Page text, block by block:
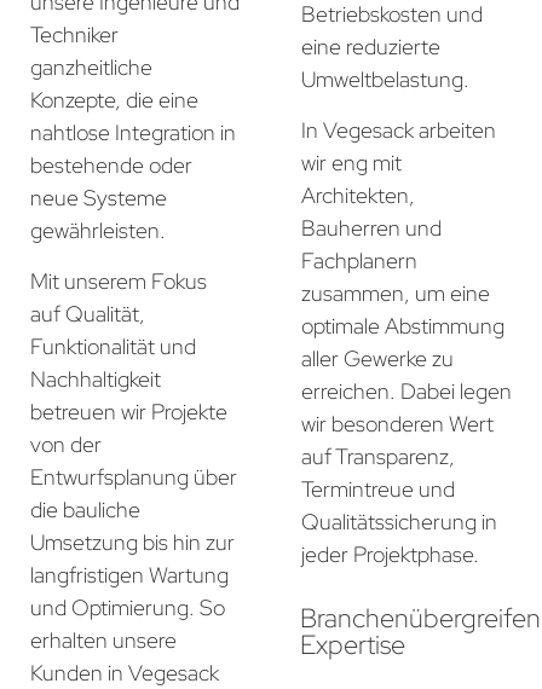
Techniker
ganzheitliche
Konzepte, die eine
nahtlose Integration in
bestehende oder
neue Systeme
gewährleisten.
Mit unserem Fokus
auf Qualität,
Funktionalität und
Nachhaltigkeit
betreuen wir Projekte
von der
Entwurfsplanung über
die bauliche
Umsetzung bis hin zur
langfristigen Wartung
und Optimierung. So
erhalten unsere
Kunden in Vegesack
Betriebskosten und
eine reduzierte
Umweltbelastung.
In Vegesack arbeiten
wir eng mit
Architekten,
Bauherren und
Fachplanern
zusammen, um eine
optimale Abstimmung
aller Gewerke zu
erreichen. Dabei legen
wir besonderen Wert
auf Transparenz,
Termintreue und
Qualitätssicherung in
jeder Projektphase.
Expertise